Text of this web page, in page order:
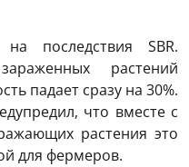
последствия SBR.
растений
падает сразу на 30%.
что вместе с
растения это
для фермеров.